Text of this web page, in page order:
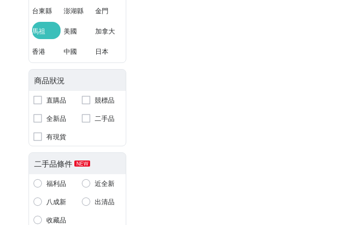
台東縣 澎湖縣 金門
馬祖 美國 加拿大
香港 中國 日本
商品狀況
直購品
競標品
全新品
二手品
有現貨
二手品條件 NEW
福利品
近全新
八成新
出清品
收藏品